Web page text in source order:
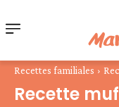
Recettes familiales
Recette